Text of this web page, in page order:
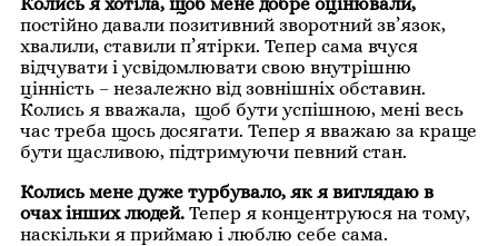
постійно давали позитивний зворотний зв’язок,
хвалили, ставили п’ятірки. Тепер сама вчуся
відчувати і усвідомлювати свою внутрішню
цінність – незалежно від зовнішніх обставин.
Колись я вважала, щоб бути успішною, мені весь
час треба щось досягати. Тепер я вважаю за краще
бути щасливою, підтримуючи певний стан.
Колись мене дуже турбувало, як я виглядаю в
очах інших людей. Тепер я концентруюся на тому,
наскільки я приймаю і люблю себе сама.